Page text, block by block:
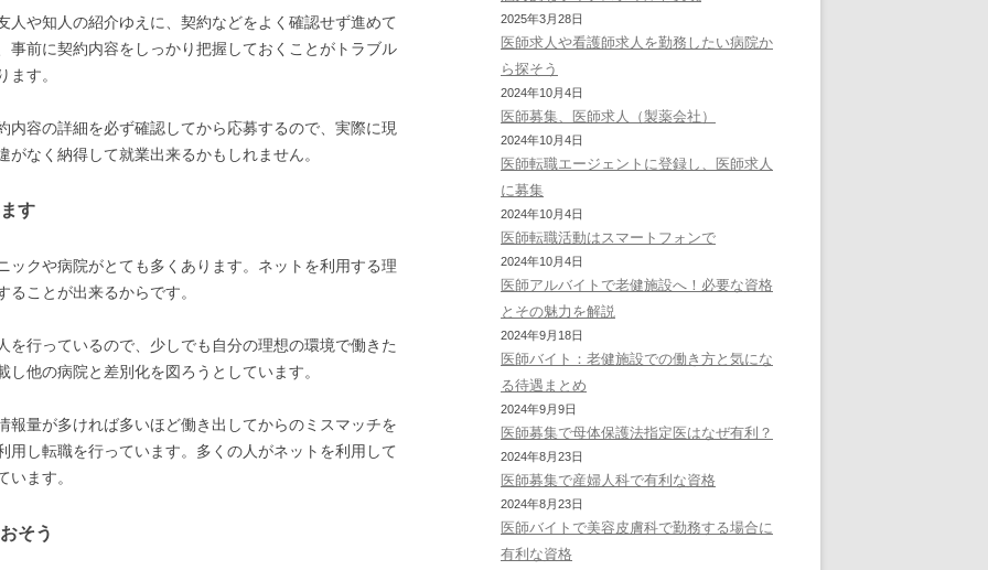
人や知人の紹介ゆえに、契約などをよく確認せず進めて
事前に契約内容をしっかり把握しておくことがトラブル
す。
内容の詳細を必ず確認してから応募するので、実際に現
なく納得して就業出来るかもしれません。
す
ックや病院がとても多くあります。ネットを利用する理
ことが出来るからです。
を行っているので、少しでも自分の理想の環境で働きた
他の病院と差別化を図ろうとしています。
報量が多ければ多いほど働き出してからのミスマッチを
用し転職を行っています。多くの人がネットを利用して
います。
そう
2025年3月28日
医師求人や看護師求人を勤務したい病院か
ら探そう
2024年10月4日
医師募集、医師求人（製薬会社）
2024年10月4日
医師転職エージェントに登録し、医師求人
に募集
2024年10月4日
医師転職活動はスマートフォンで
2024年10月4日
医師アルバイトで老健施設へ！必要な資格
とその魅力を解説
2024年9月18日
医師バイト：老健施設での働き方と気にな
る待遇まとめ
2024年9月9日
医師募集で母体保護法指定医はなぜ有利？
2024年8月23日
医師募集で産婦人科で有利な資格
2024年8月23日
医師バイトで美容皮膚科で勤務する場合に
有利な資格